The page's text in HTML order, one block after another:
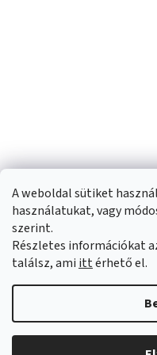
A weboldal sütiket
használatukat, vagy
szerint.
Részletes információkat
találsz, ami ittérhető el.
Sportfit.hu